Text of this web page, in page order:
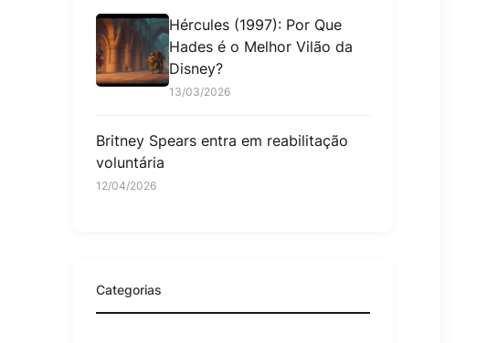
Hércules (1997): Por Que
Hades é o Melhor Vilão da
Disney?
13/03/2026
Britney Spears entra em reabilitação
voluntária
12/04/2026
Categorias